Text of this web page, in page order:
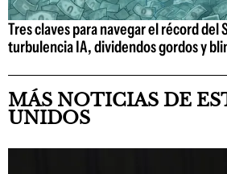
Tres claves para navegar el récord del
turbulencia IA, dividendos gordos y
MÁS NOTICIAS DE
UNIDOS